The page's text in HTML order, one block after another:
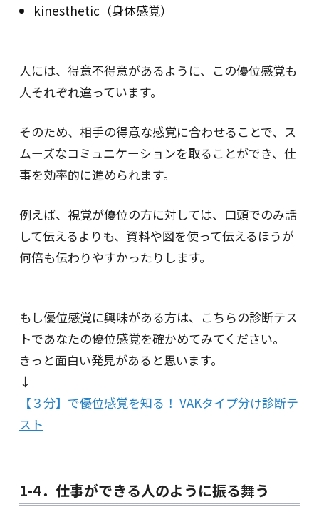
kinesthetic（身体感覚）
人には、得意不得意があるように、この優位感覚も
人それぞれ違っています。
そのため、相手の得意な感覚に合わせることで、ス
ムーズなコミュニケーションを取ることができ、仕
事を効率的に進められます。
例えば、視覚が優位の方に対しては、口頭でのみ話
して伝えるよりも、資料や図を使って伝えるほうが
何倍も伝わりやすかったりします。
もし優位感覚に興味がある方は、こちらの診断テス
トであなたの優位感覚を確かめてみてください。
きっと面白い発見があると思います。
↓
【３分】で優位感覚を知る！ VAKタイプ分け診断テ
スト
1-4．仕事ができる人のように振る舞う